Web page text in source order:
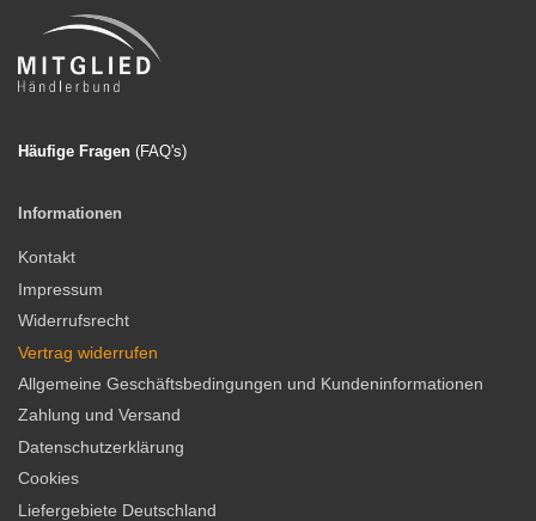
Häufige Fragen (FAQ's)
Informationen
Kontakt
Impressum
Widerrufsrecht
Vertrag widerrufen
Allgemeine Geschäftsbedingungen und Kundeninformationen
Zahlung und Versand
Datenschutzerklärung
Cookies
Liefergebiete Deutschland